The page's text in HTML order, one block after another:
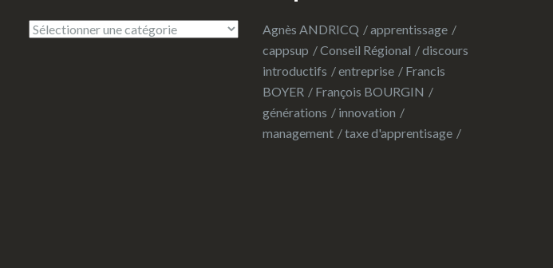
PARCOURIR Agnès ANDRICQ
apprentissage
cappsup
Conseil Régional
discours
introductifs
entreprise
Francis
BOYER
François BOURGIN
générations
innovation
management
taxe d'apprentisage